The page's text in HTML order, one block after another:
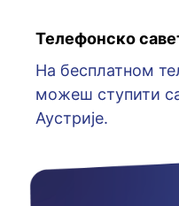
Телефонско
На бесплатном
можеш ступити
Аустрије.